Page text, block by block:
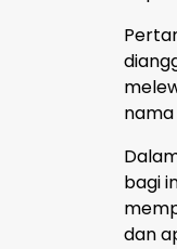
nama
bagi
dan